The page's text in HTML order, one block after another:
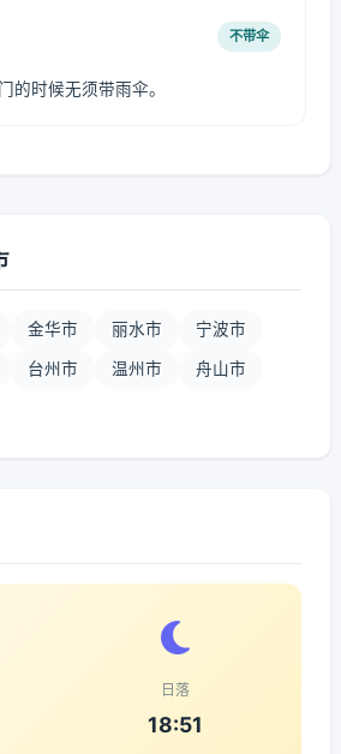
不带伞
的时候无须带雨伞。
金华市 丽水市 宁波市
台州市 温州市 舟山市
日落
18:51